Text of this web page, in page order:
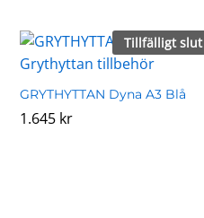
Tillfälligt slut
GRYTHYTTAN Dyna A3 Blå
1.645 kr
1.645 kr